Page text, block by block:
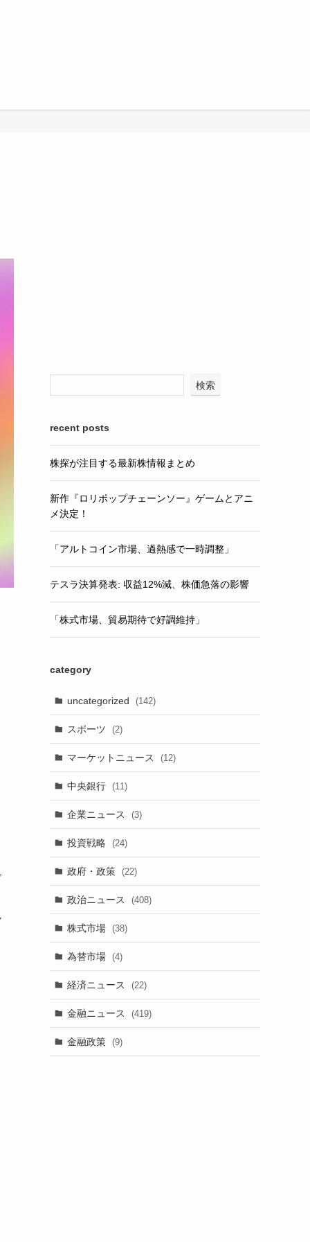
検索
recent posts
株探が注目する最新株情報まとめ
新作『ロリポップチェーンソー』ゲームとアニ
メ決定！
「アルトコイン市場、過熱感で一時調整」
テスラ決算発表: 収益12%減、株価急落の影響
「株式市場、貿易期待で好調維持」
category
uncategorized (142)
スポーツ (2)
マーケットニュース (12)
中央銀行 (11)
企業ニュース (3)
投資戦略 (24)
政府・政策 (22)
政治ニュース (408)
株式市場 (38)
為替市場 (4)
経済ニュース (22)
金融ニュース (419)
金融政策 (9)